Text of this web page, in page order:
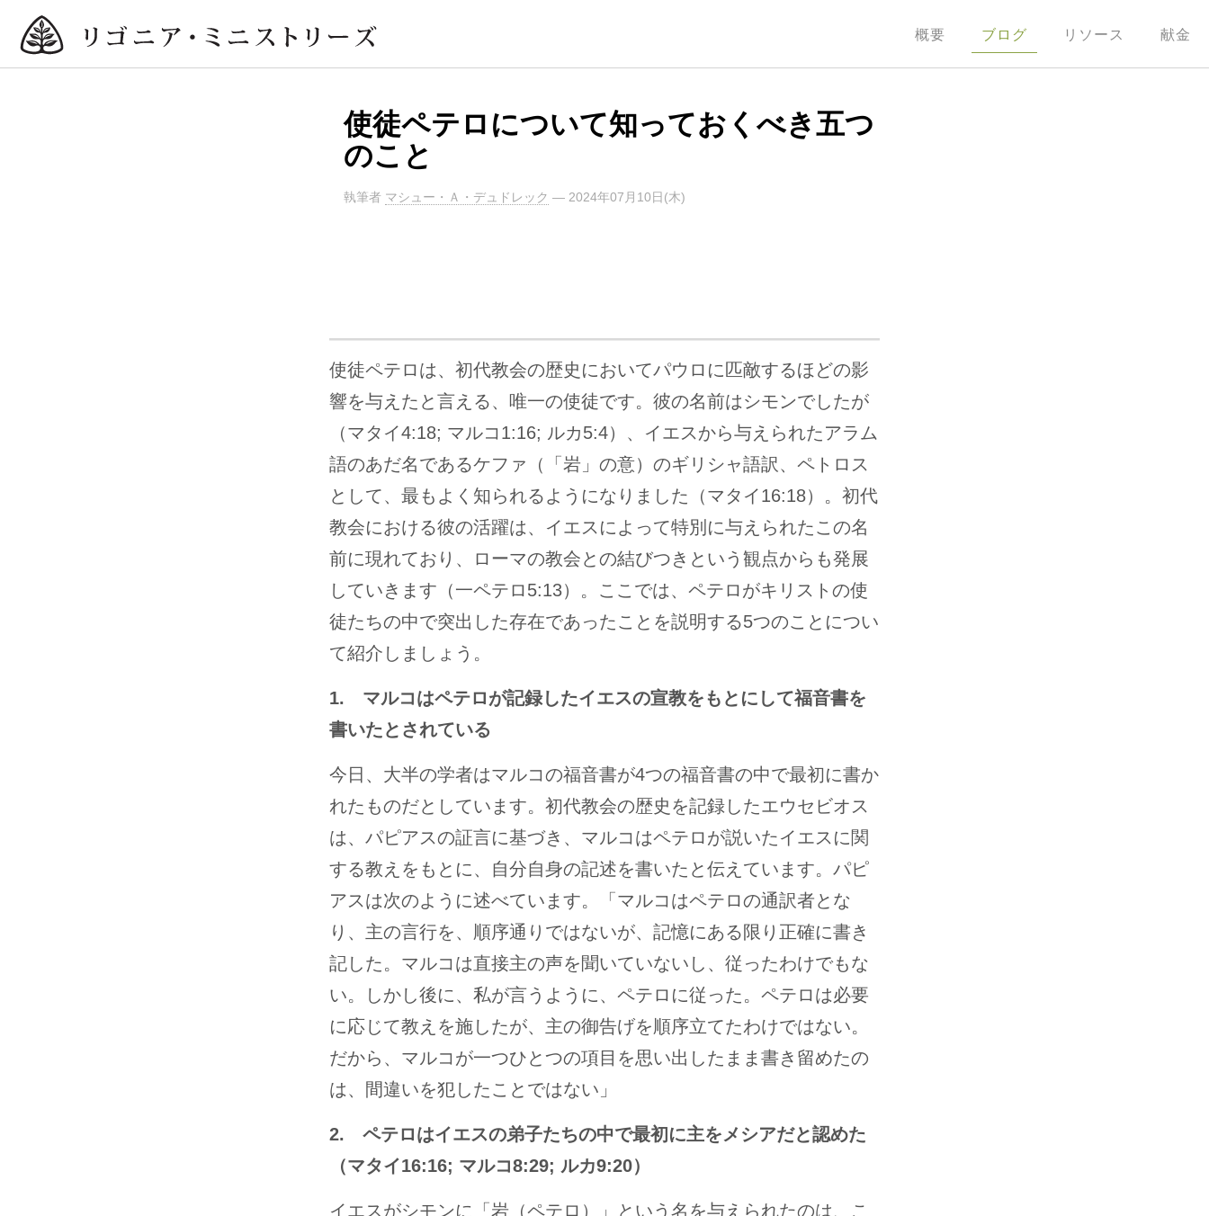
概要 ブログ リソース 献金
使徒ペテロについて知っておくべき五つ
のこと
執筆者 マシュー・Ａ・デュドレック — 2024年07月10日(木)
使徒ペテロは、初代教会の歴史においてパウロに匹敵するほどの影
響を与えたと言える、唯一の使徒です。彼の名前はシモンでしたが
（マタイ4:18; マルコ1:16; ルカ5:4）、イエスから与えられたアラム
語のあだ名であるケファ（「岩」の意）のギリシャ語訳、ペトロス
として、最もよく知られるようになりました（マタイ16:18）。初代
教会における彼の活躍は、イエスによって特別に与えられたこの名
前に現れており、ローマの教会との結びつきという観点からも発展
していきます（一ペテロ5:13）。ここでは、ペテロがキリストの使
徒たちの中で突出した存在であったことを説明する5つのことについ
て紹介しましょう。
1. マルコはペテロが記録したイエスの宣教をもとにして福音書を
書いたとされている
今日、大半の学者はマルコの福音書が4つの福音書の中で最初に書か
れたものだとしています。初代教会の歴史を記録したエウセビオス
は、パピアスの証言に基づき、マルコはペテロが説いたイエスに関
する教えをもとに、自分自身の記述を書いたと伝えています。パピ
アスは次のように述べています。「マルコはペテロの通訳者とな
り、主の言行を、順序通りではないが、記憶にある限り正確に書き
記した。マルコは直接主の声を聞いていないし、従ったわけでもな
い。しかし後に、私が言うように、ペテロに従った。ペテロは必要
に応じて教えを施したが、主の御告げを順序立てたわけではない。
だから、マルコが一つひとつの項目を思い出したまま書き留めたの
は、間違いを犯したことではない」
2. ペテロはイエスの弟子たちの中で最初に主をメシアだと認めた
（マタイ16:16; マルコ8:29; ルカ9:20）
イエスがシモンに「岩（ペテロ）」という名を与えられたのは、こ